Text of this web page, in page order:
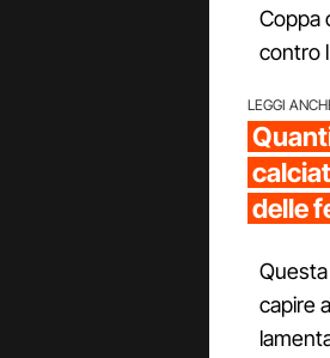
Coppa
contro
LEGGI
delle
capire